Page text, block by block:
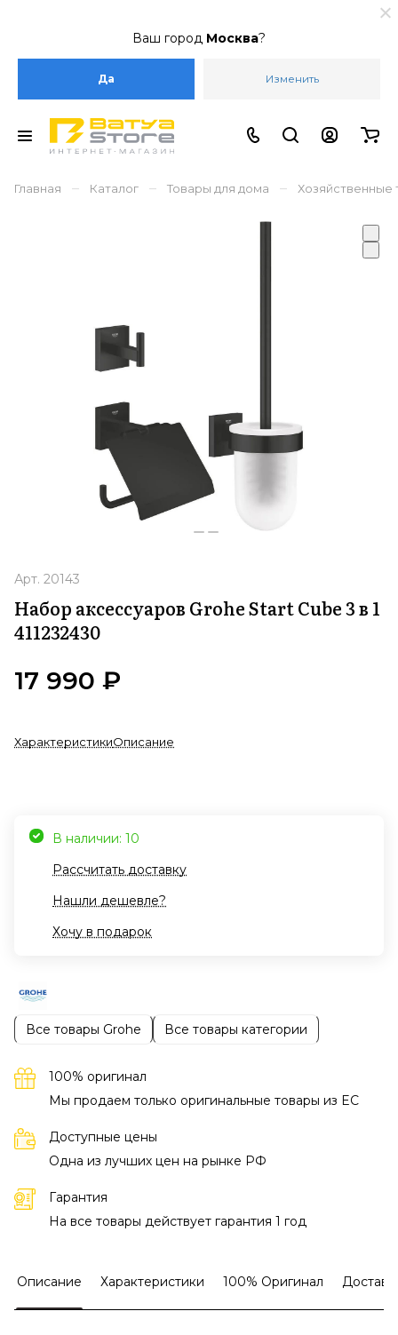
Ваш город Москва?
Да Изменить
Главная – Каталог – Товары для дома – Хозяйственные
Арт. 20143
Набор аксессуаров Grohe Start Cube 3 в 1
411232430
17 990 ₽
ХарактеристикиОписание
В наличии: 10
Рассчитать доставку
Нашли дешевле?
Хочу в подарок
Все товары Grohe Все товары категории
100% оригинал
Мы продаем только оригинальные товары из EC
Доступные цены
Одна из лучших цен на рынке РФ
Гарантия
На все товары действует гарантия 1 год
Описание Характеристики 100% Оригинал